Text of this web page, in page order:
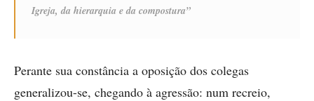
Igreja, da hierarquia e da compostura”
Perante sua constância a oposição dos colegas
generalizou-se, chegando à agressão: num recreio,